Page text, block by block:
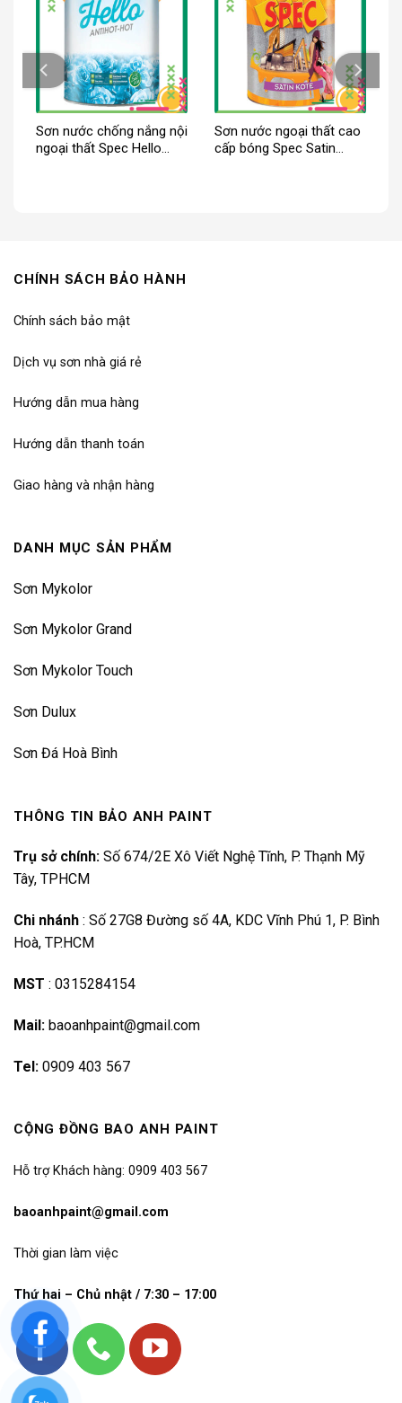
Sơn nước chống nắng nội
ngoại thất Spec Hello
Sơn nước ngoại thất cao
cấp bóng Spec Satin
CHÍNH SÁCH BẢO HÀNH
Chính sách bảo mật
Dịch vụ sơn nhà giá rẻ
Hướng dẫn mua hàng
Hướng dẫn thanh toán
Giao hàng và nhận hàng
DANH MỤC SẢN PHẨM
Sơn Mykolor
Sơn Mykolor Grand
Sơn Mykolor Touch
Sơn Dulux
Sơn Đá Hoà Bình
THÔNG TIN BẢO ANH PAINT
Trụ sở chính: Số 674/2E Xô Viết Nghệ Tĩnh, P. Thạnh Mỹ
Tây, TPHCM
Chi nhánh : Số 27G8 Đường số 4A, KDC Vĩnh Phú 1, P. Bình
Hoà, TP.HCM
MST : 0315284154
Mail: baoanhpaint@gmail.com
Tel: 0909 403 567
CỘNG ĐỒNG BAO ANH PAINT
Hỗ trợ Khách hàng: 0909 403 567
baoanhpaint@gmail.com
Thời gian làm việc
Thứ hai – Chủ nhật / 7:30 – 17:00